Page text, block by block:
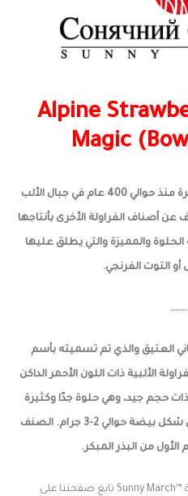
Alpine
Magic
تم اكتشاف الفراولة الألبية لأول مرة منذ حوالي 400 عام في جبال الألب
عن أصناف الفراولة الأخرى بأنتاجها
والمميزة والتي يطلق عليها
التوت الفرنجي.
العتيق والذي تم تسميته بأسم
الألبية ذات اللون الأحمر الداكن
ذات حجم جيد، وهي حلوة جدًا وكثيرة
بيضة حوالي 2-3 جرام. الصنف
من البذر المبكر.
لمشاهدة معرض البذور لشركة ™Sunny March تابع صفحتنا على